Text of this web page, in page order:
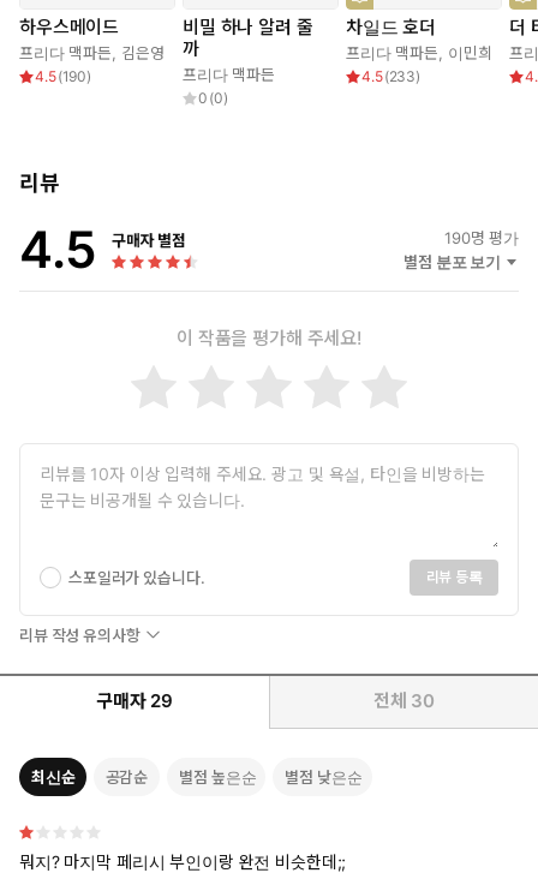
하지만 비밀을 가지고 있는 건 나만이 아니었다.
출소 후 몇 주째 차 뒷좌석에서 먹고 자며 생활하던 나에게 드디어
마지막 기회가 찾아왔다. 한 부잣집에서 가사도우미로 일하게 된
은 늘 새하얀 옷만 입는 안주인 니나가 난장판으로 만들어 놓은
이 한 일을 기억하지 못하는 것 같았고, 그녀에게 정신병이 있다
는 소문도 돌았다. 온갖 괴팍한 요구에도 나는 잘리지 않기 위해
해보니 ‘위험’이라는 뜻이었다. 그 말을 들은 직후 다락방을 나가
려고 손잡이를 돌렸지만 갑자기 문이 열리지 않았다. ‘날 방에 가
둔 건가? 침착하자.’ 그들은 아직 내 비밀을 모른다. 내가 진짜 어
하우스메이드
프리다 맥파든 김은영
4.5(190)
비밀 하나 알려 줄
까
프리다 맥파든
0 (0)
차일드 호더
프리다 맥파든 이민희
4.5(233)
더
프
리뷰
4.5 구매자 별점 190명 평가
별점 분포 보기
이 작품을 평가해 주세요!
스포일러가 있습니다. 리뷰 등록
리뷰 작성 유의사항
구매자 29 전체 30
최신순 공감순 별점 높은순 별점 낮은순
뭐지? 마지막 페리시 부인이랑 완전 비슷한데;;